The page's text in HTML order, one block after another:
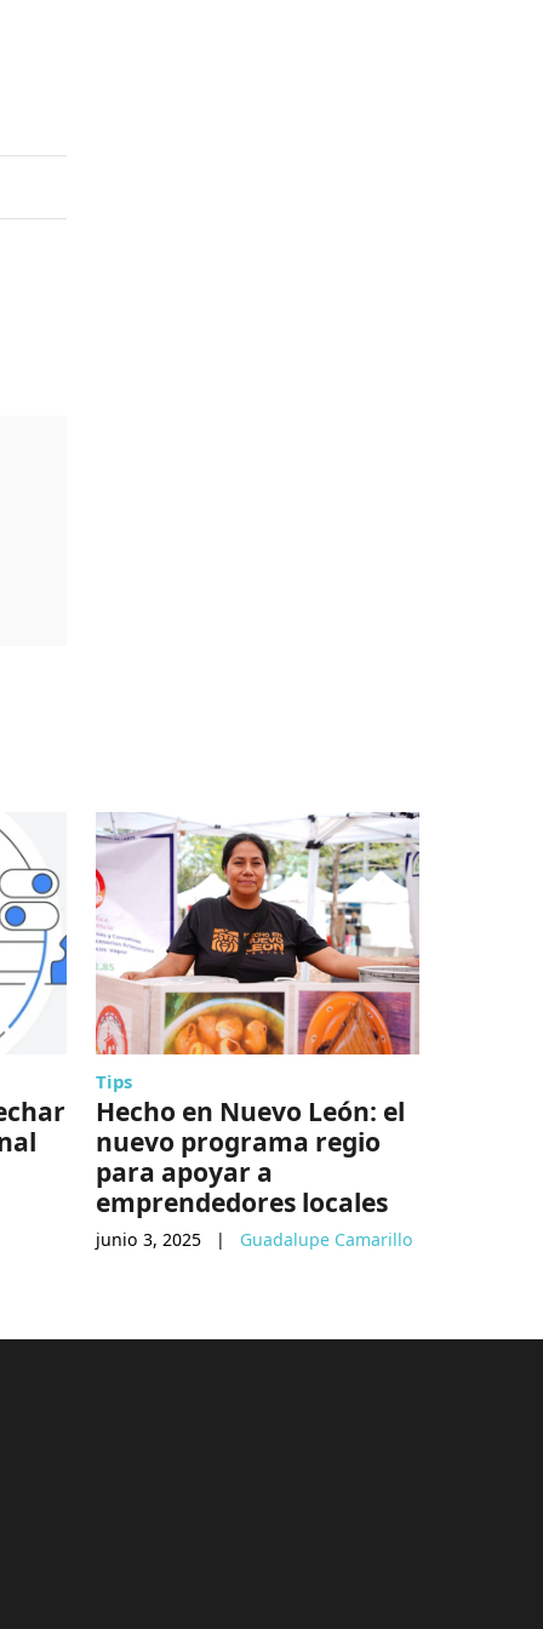
Tips
Hecho en Nuevo León: el
nuevo programa regio
para apoyar a
emprendedores locales
junio 3, 2025 | Guadalupe Camarillo